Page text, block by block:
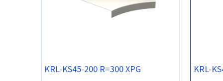
KRL-KS45-200 R=300 XPG KRL-